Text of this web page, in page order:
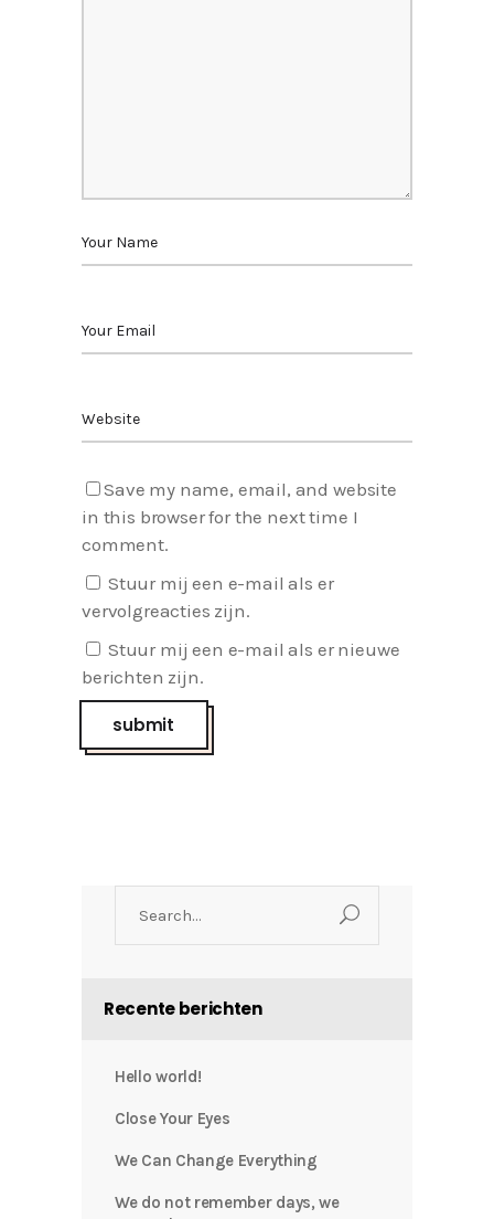
Save my name, email, and website
in this browser for the next time I
comment.
Stuur mij een e-mail als er
vervolgreacties zijn.
Stuur mij een e-mail als er nieuwe
berichten zijn.
Recente berichten
Hello world!
Close Your Eyes
We Can Change Everything
We do not remember days, we